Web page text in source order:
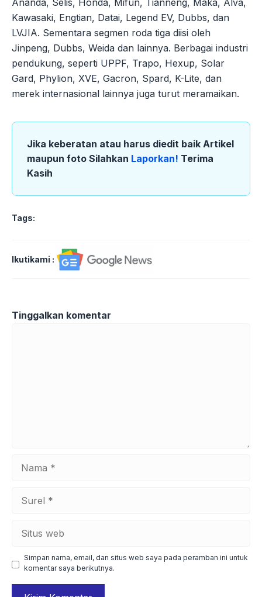
Ananda, Selis, Honda, Mifun, Tianneng, Maka, Alva,
Kawasaki, Engtian, Datai, Legend EV, Dubbs, dan
LVJIA. Sementara segmen roda tiga diisi oleh
Jinpeng, Dubbs, Weida dan lainnya. Berbagai industri
pendukung, seperti UPPF, Trapo, Hexup, Solar
Gard, Phylion, XVE, Gacron, Spard, K-Lite, dan
merek internasional lainnya juga turut meramaikan.
Jika keberatan atau harus diedit baik Artikel
maupun foto Silahkan Laporkan! Terima
Kasih
Tags:
Ikutikami :
Tinggalkan komentar
web
Simpan nama, email, dan situs web saya pada peramban ini untuk
komentar saya berikutnya.